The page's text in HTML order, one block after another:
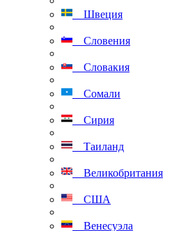
Швеция
Словения
Словакия
Сомали
Сирия
Таиланд
Великобритания
США
Венесуэла